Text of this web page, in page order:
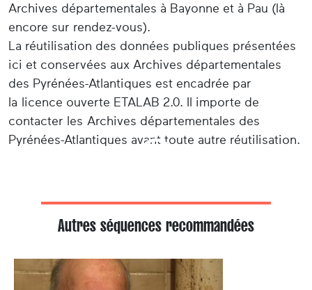
Archives départementales à Bayonne et à Pau (là
encore sur rendez-vous).
La réutilisation des données publiques présentées
ici et conservées aux Archives départementales
des Pyrénées-Atlantiques est encadrée par
la licence ouverte ETALAB 2.0. Il importe de
contacter les Archives départementales des
Pyrénées-Atlantiques avant toute autre réutilisation.
Autres séquences recommandées